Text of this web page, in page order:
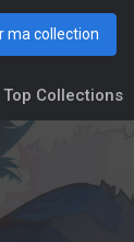
ma collection
Top Collections